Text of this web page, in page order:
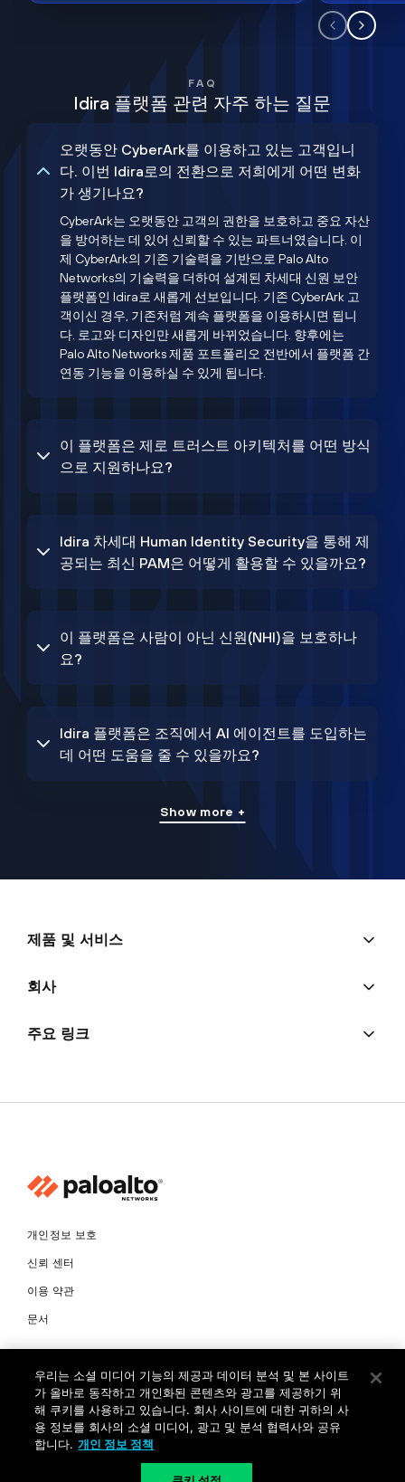
FAQ
Idira 플랫폼 관련 자주 하는 질문
오랫동안 CyberArk를 이용하고 있는 고객입니
다. 이번 Idira로의 전환으로 저희에게 어떤 변화
가 생기나요?
CyberArk는 오랫동안 고객의 권한을 보호하고 중요 자산
을 방어하는 데 있어 신뢰할 수 있는 파트너였습니다. 이
제 CyberArk의 기존 기술력을 기반으로 Palo Alto
Networks의 기술력을 더하여 설계된 차세대 신원 보안
플랫폼인 Idira로 새롭게 선보입니다. 기존 CyberArk 고
객이신 경우, 기존처럼 계속 플랫폼을 이용하시면 됩니
다. 로고와 디자인만 새롭게 바뀌었습니다. 향후에는
Palo Alto Networks 제품 포트폴리오 전반에서 플랫폼 간
연동 기능을 이용하실 수 있게 됩니다.
이 플랫폼은 제로 트러스트 아키텍처를 어떤 방식
으로 지원하나요?
Idira 차세대 Human Identity Security을 통해 제
공되는 최신 PAM은 어떻게 활용할 수 있을까요?
이 플랫폼은 사람이 아닌 신원(NHI)을 보호하나
요?
Idira 플랫폼은 조직에서 AI 에이전트를 도입하는
데 어떤 도움을 줄 수 있을까요?
Show more +
제품 및 서비스
회사
주요 링크
개인정보 보호
신뢰 센터
이용 약관
문서
Networks Korea, Ltd. All rights reserved. 여러 가지 상표에 대한
소유권은 각 소유자에게 있습니다. 사업자 등록번호: 120-87-72963.
대표자 : 제프리찰스트루 서울특별시 서초구 서초대로74길 4, 1층 (삼성
생명 서초타워) TEL: +82-2-568-4353
우리는 소셜 미디어 기능의 제공과 데이터 분석 및 본 사이트
가 올바로 동작하고 개인화된 콘텐츠와 광고를 제공하기 위
해 쿠키를 사용하고 있습니다. 회사 사이트에 대한 귀하의 사
용 정보를 회사의 소셜 미디어, 광고 및 분석 협력사와 공유
합니다. 개인 정보 정책